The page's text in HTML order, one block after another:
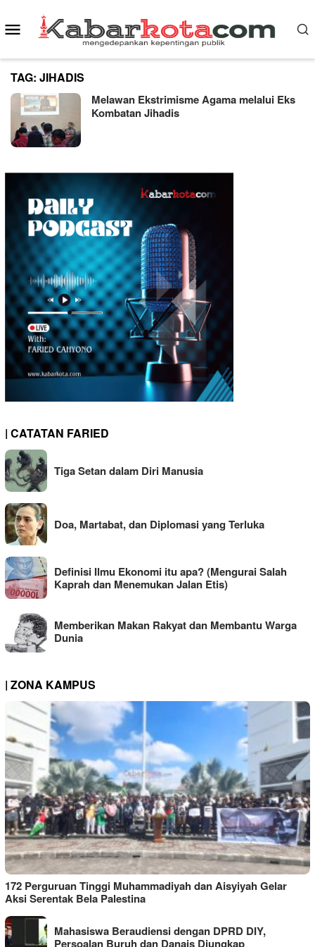
to
Mobile
TAG: JIHADIS
Melawan Ekstrimisme Agama melalui Eks
Kombatan Jihadis
| CATATAN FARIED
Tiga Setan dalam Diri Manusia
Doa, Martabat, dan Diplomasi yang Terluka
Definisi Ilmu Ekonomi itu apa? (Mengurai Salah
Kaprah dan Menemukan Jalan Etis)
Memberikan Makan Rakyat dan Membantu Warga
Dunia
| ZONA KAMPUS
172 Perguruan Tinggi Muhammadiyah dan Aisyiyah Gelar
Aksi Serentak Bela Palestina
Mahasiswa Beraudiensi dengan DPRD DIY,
Persoalan Buruh dan Danais Diungkap